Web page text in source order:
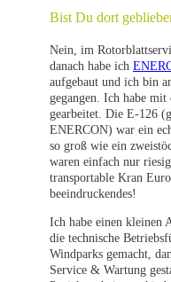
Bist Du dort
Nein, im
danach habe ich
aufgebaut und ich bin
gegangen. Ich habe
gearbeitet. Die E-126
ENERCON) war ein
so groß wie ein
waren einfach nur
transportable Kran
beeindruckendes!
Ich habe einen kleinen
die technische
Windparks gemacht,
Service & Wartung